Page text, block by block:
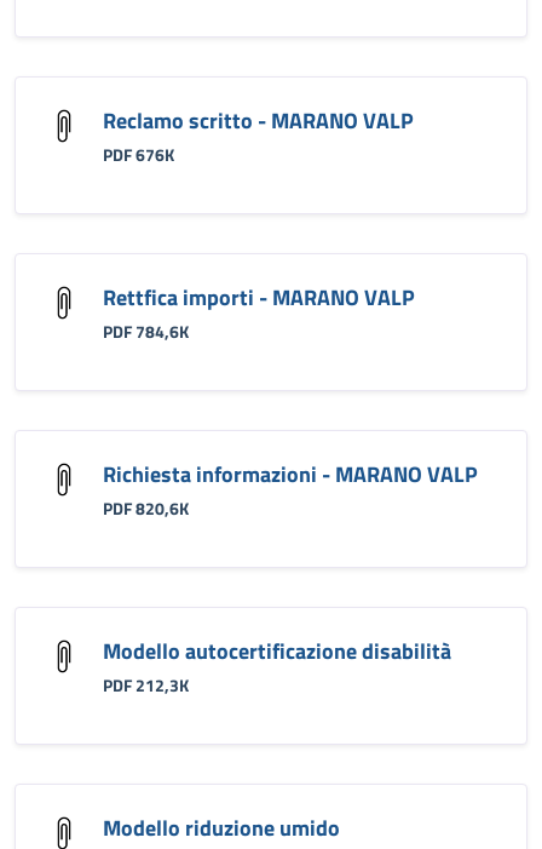
Reclamo scritto - MARANO VALP
PDF 676K
Rettfica importi - MARANO VALP
PDF 784,6K
Richiesta informazioni - MARANO VALP
PDF 820,6K
Modello autocertificazione disabilità
PDF 212,3K
Modello riduzione umido